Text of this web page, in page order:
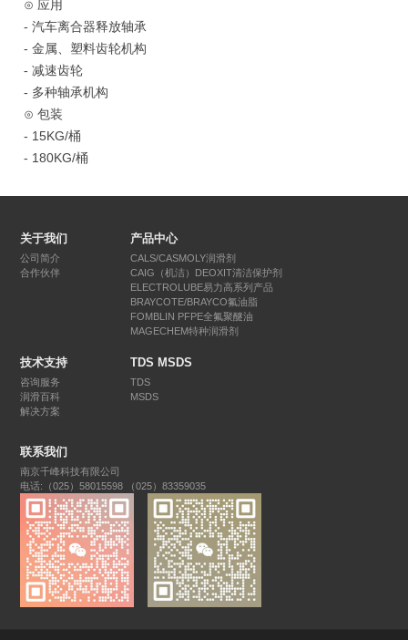
⊙ 应用
- 汽车离合器释放轴承
- 金属、塑料齿轮机构
- 减速齿轮
- 多种轴承机构
⊙ 包装
- 15KG/桶
- 180KG/桶
关于我们
公司简介
合作伙伴
产品中心
CALS/CASMOLY润滑剂
CAIG（机洁）DEOXIT清洁保护剂
ELECTROLUBE易力高系列产品
BRAYCOTE/BRAYCO氟油脂
FOMBLIN PFPE全氟聚醚油
MAGECHEM特种润滑剂
技术支持
咨询服务
润滑百科
解决方案
TDS MSDS
TDS
MSDS
联系我们
南京千峰科技有限公司
电话:（025）58015598 （025）83359035